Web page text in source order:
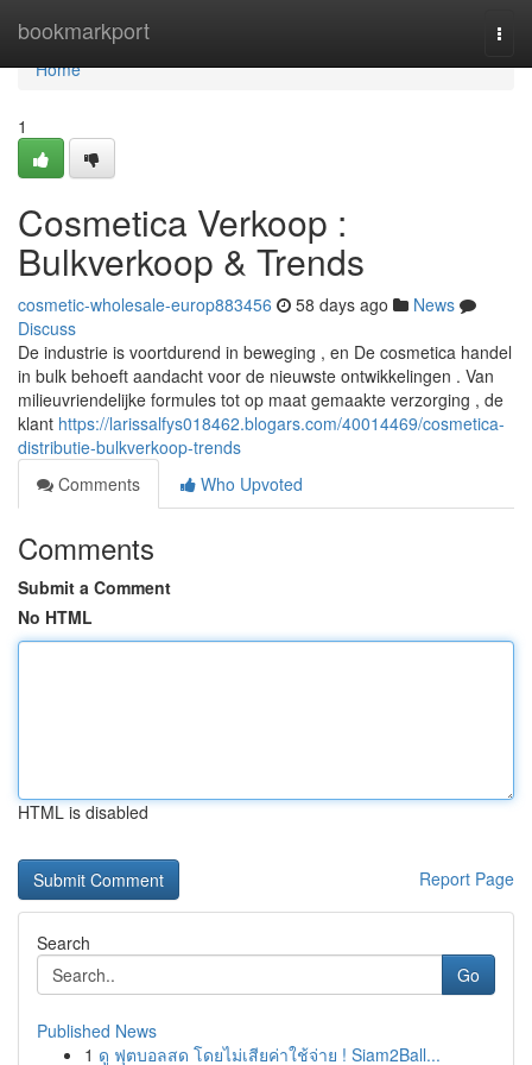
bookmarkport
Home
Home
1
Cosmetica Verkoop :
Bulkverkoop & Trends
cosmetic-wholesale-europ883456 58 days ago
News
Discuss
De industrie is voortdurend in beweging , en De cosmetica handel
in bulk behoeft aandacht voor de nieuwste ontwikkelingen . Van
milieuvriendelijke formules tot op maat gemaakte verzorging , de
klant https://larissalfys018462.blogars.com/40014469/cosmetica-
distributie-bulkverkoop-trends
Comments
Who Upvoted
Comments
Submit a Comment
No HTML
HTML is disabled
Report Page
Search
Go
Published News
1 ดู ฟุตบอลสด โดยไม่เสียค่าใช้จ่าย ! Siam2Ball...